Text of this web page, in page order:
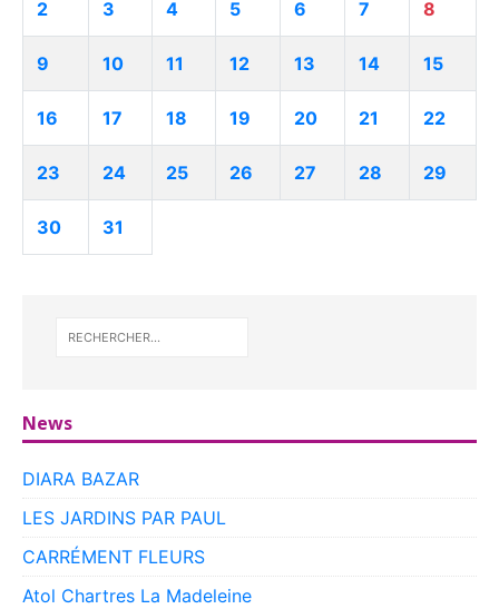
2 3 4 5 6 7 8
9 10 11 12 13 14 15
16 17 18 19 20 21 22
23 24 25 26 27 28 29
30 31
News
DIARA BAZAR
LES JARDINS PAR PAUL
CARRÉMENT FLEURS
Atol Chartres La Madeleine